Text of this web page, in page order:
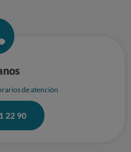
de atención
22 90